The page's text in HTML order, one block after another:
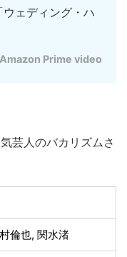
ェディング・ハ
Amazon Prime video
芸人のバカリズムさ
倫也, 関水渚